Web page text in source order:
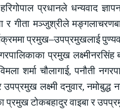
प्रधानले धन्यवाद
मञ्जुश्रीले मङ्गलाचरणबाट
प्रमुख–उपप्रमुखलाई
प्रमुख
शर्मा चौलागाई, पनौती
लक्ष्मी दनुवार, नमोबुद्ध
टोकबहादुर वाइबा र